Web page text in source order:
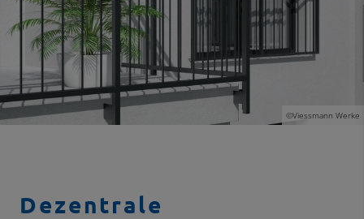
©Viessmann Werke
Dezentrale